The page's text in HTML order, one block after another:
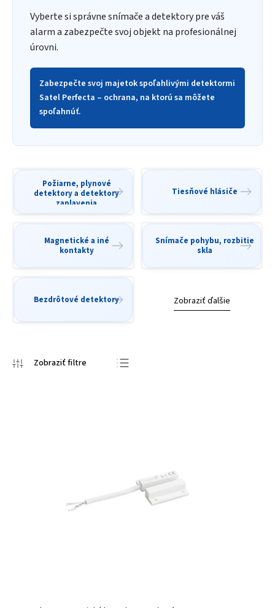
Vyberte si správne snímače a detektory pre váš
alarm a zabezpečte svoj objekt na profesionálnej
úrovni.
Zabezpečte svoj majetok spoľahlivými detektormi
Satel Perfecta – ochrana, na ktorú sa môžete
spoľahnúť.
Požiarne, plynové
detektory a detektory
zaplavenia
Tiesňové hlásiče
Magnetické a iné
kontakty
Snímače pohybu, rozbitie
skla
Bezdrôtové detektory Zobraziť ďalšie